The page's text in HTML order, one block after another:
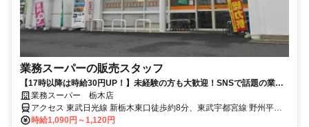
業務スーパーの販売スタッフ
【17時以降は時給30円UP！】未経験の方も大歓迎！SNSで話題の業務
スーパーで一緒に働きませんか？
業務スーパー 栃木店
アクセス 東武日光線 新栃木東口徒歩約8分、東武宇都宮線 野州平川
徒歩約18分、東武日光線 合戦場東口徒歩約22分 ※新栃木駅より徒歩
時給1,090円～1,120円